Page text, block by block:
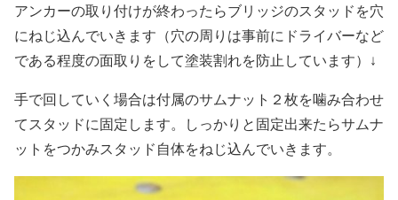
アンカーの取り付けが終わったらブリッジのスタッドを穴
にねじ込んでいきます（穴の周りは事前にドライバーなど
である程度の面取りをして塗装割れを防止しています）↓
手で回していく場合は付属のサムナット２枚を噛み合わせ
てスタッドに固定します。しっかりと固定出来たらサムナ
ットをつかみスタッド自体をねじ込んでいきます。